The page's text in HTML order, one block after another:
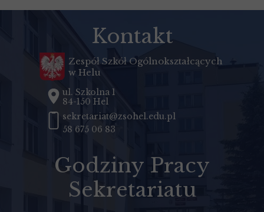
Kontakt
Zespół Szkół Ogólnokształcących
w Helu
ul. Szkolna 1
84-150 Hel
sekretariat@zsohel.edu.pl
58 675 06 83
Godziny Pracy
Sekretariatu